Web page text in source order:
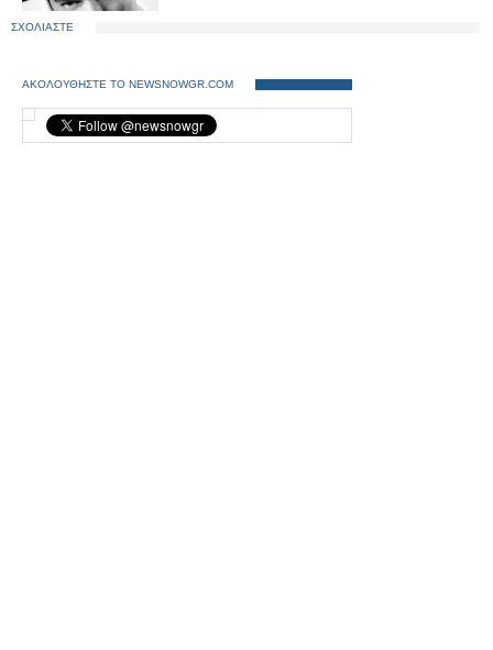
ΣΧΟΛΙΑΣΤΕ
ΑΚΟΛΟΥΘΗΣΤΕ ΤΟ NEWSNOWGR.COM